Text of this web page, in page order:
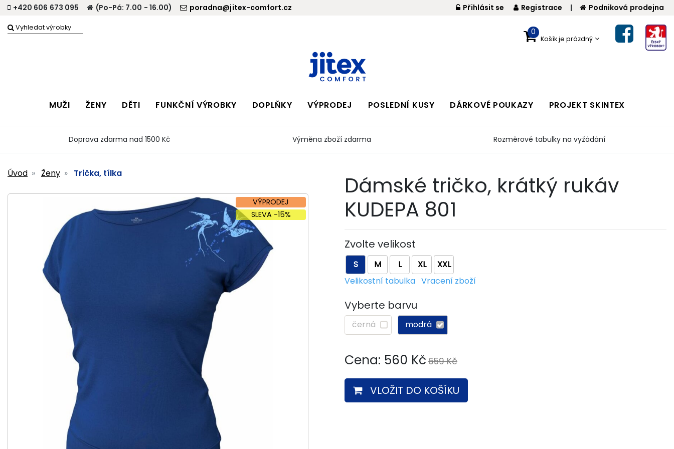
+420 606 673 095 (Po-Pá: 7.00 - 16.00) poradna@jitex-comfort.cz Přihlásit se Registrace | Podniková prodejna
0
Košík je prázdný
MUŽI ŽENY DĚTI FUNKČNÍ VÝROBKY DOPLŇKY VÝPRODEJ POSLEDNÍ KUSY DÁRKOVÉ POUKAZY PROJEKT SKINTEX
Doprava zdarma nad 1500 Kč Výměna zboží zdarma Rozměrové tabulky na vyžádání
Úvod Ženy Trička, tílka
VÝPRODEJ
SLEVA -15%
Dámské tričko, krátký rukáv
KUDEPA 801
Zvolte velikost
S M L XL
XXL
Velikostní tabulka Vracení zboží
Vyberte barvu
černá modrá
Cena: 560 Kč 659 Kč
VLOŽIT DO KOŠÍKU